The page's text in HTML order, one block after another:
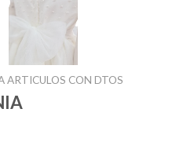
ARTICULOS CON DTOS